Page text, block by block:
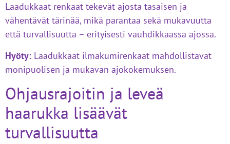
Laadukkaat renkaat tekevät ajosta tasaisen ja
vähentävät tärinää, mikä parantaa sekä mukavuutta
että turvallisuutta – erityisesti vauhdikkaassa ajossa.
Hyöty: Laadukkaat ilmakumirenkaat mahdollistavat
monipuolisen ja mukavan ajokokemuksen.
Ohjausrajoitin ja leveä
haarukka lisäävät
turvallisuutta